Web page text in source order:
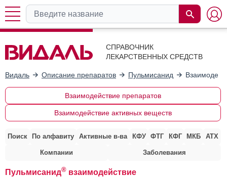
СПРАВОЧНИК
ЛЕКАРСТВЕННЫХ СРЕДСТВ
Видаль Описание препаратов Пульмисанид
Взаимодействие препаратов
Взаимодействие активных веществ
Поиск По алфавиту Активные в-ва КФУ ФТГ КФГ МКБ АТХ
Компании Заболевания
Пульмисанид® взаимодействие